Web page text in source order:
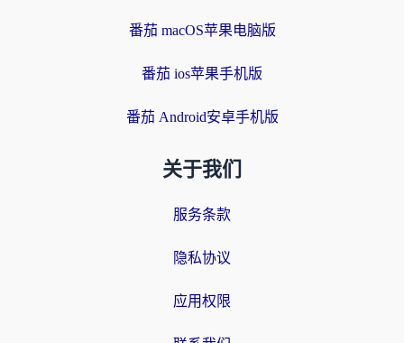
番茄 macOS苹果电脑版
番茄 ios苹果手机版
番茄 Android安卓手机版
关于我们
服务条款
隐私协议
应用权限